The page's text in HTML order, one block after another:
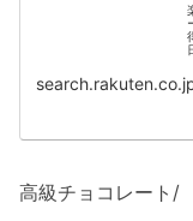
高級チョコレート/